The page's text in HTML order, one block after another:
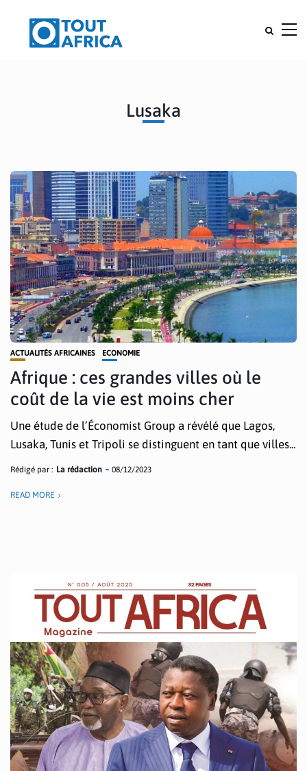
Lusaka
ACTUALITÉS AFRICAINES ECONOMIE
Afrique : ces grandes villes où le
coût de la vie est moins cher
Une étude de l’Économist Group a révélé que Lagos,
Lusaka, Tunis et Tripoli se distinguent en tant que villes...
Rédigé par : La rédaction 08/12/2023
READ MORE